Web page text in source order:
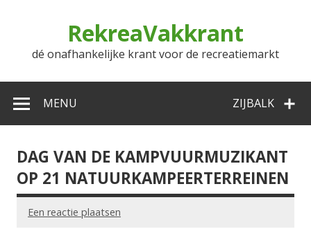
RekreaVakkrant
dé onafhankelijke krant voor de recreatiemarkt
ZIJBALK
MENU
DAG VAN DE KAMPVUURMUZIKANT
OP 21 NATUURKAMPEERTERREINEN
Een reactie plaatsen